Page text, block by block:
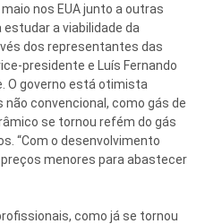
nos EUA junto a outras
a viabilidade da
dos representantes das
presidente e Luís Fernando
O governo está otimista
convencional, como gás de
se tornou refém do gás
“Com o desenvolvimento
menores para abastecer
como já se tornou